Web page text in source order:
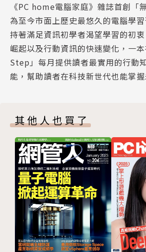
2025極光爆發年，追光該知道的事
極光拍攝技巧、交通、住宿全攻略
【特別企畫】
憶體錯誤、過熱警訊，全面掌握筆電
特別企劃 05：別只會重開機！6招
出問題
新玩意：任天堂Switch 2遊戲機動
開箱評測 01：Samsung Galaxy Z
開箱評測 02：小米手環10 NFC版
開箱評測 03：Audio-Technica AT-
Mac專欄：Mac的超級工具：終端機
《PC home電腦家庭》雜誌首創「
為至今市面上歷史最悠久的電腦學
持著滿足資訊初學者渴望學習的初
崛起以及行動資訊的快速變化，一
Step」每月提供讀者最實用的行動
能，幫助讀者在科技新世代也能掌握
其他人也買了